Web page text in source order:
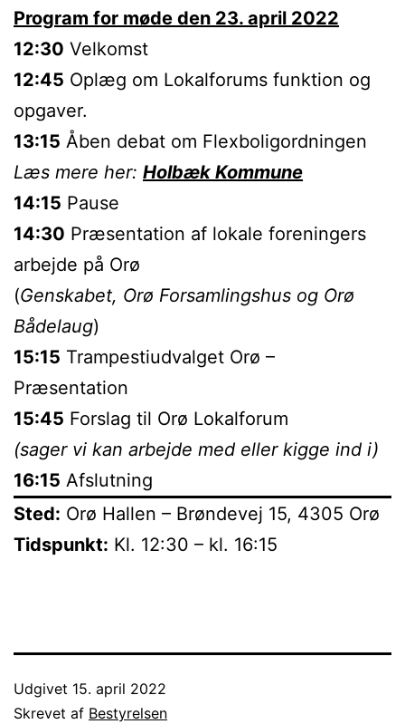
Program for møde den 23. april 2022
12:30 Velkomst
12:45 Oplæg om Lokalforums funktion og
opgaver.
13:15 Åben debat om Flexboligordningen
Læs mere her: Holbæk Kommune
14:15 Pause
14:30 Præsentation af lokale foreningers
arbejde på Orø
(Genskabet, Orø Forsamlingshus og Orø
Bådelaug)
15:15 Trampestiudvalget Orø –
Præsentation
15:45 Forslag til Orø Lokalforum
(sager vi kan arbejde med eller kigge ind i)
16:15 Afslutning
Sted: Orø Hallen – Brøndevej 15, 4305 Orø
Tidspunkt: Kl. 12:30 – kl. 16:15
Udgivet 15. april 2022
Skrevet af Bestyrelsen